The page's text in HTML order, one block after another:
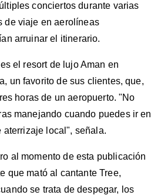
conciertos durante varias
de viaje en aerolíneas
arruinar el itinerario.
el resort de lujo Aman en
un favorito de sus clientes, que,
horas de un aeropuerto. "No
manejando cuando puedes ir en
aterrizaje local", señala.
al momento de esta publicación
que mató al cantante Tree,
se trata de despegar, los